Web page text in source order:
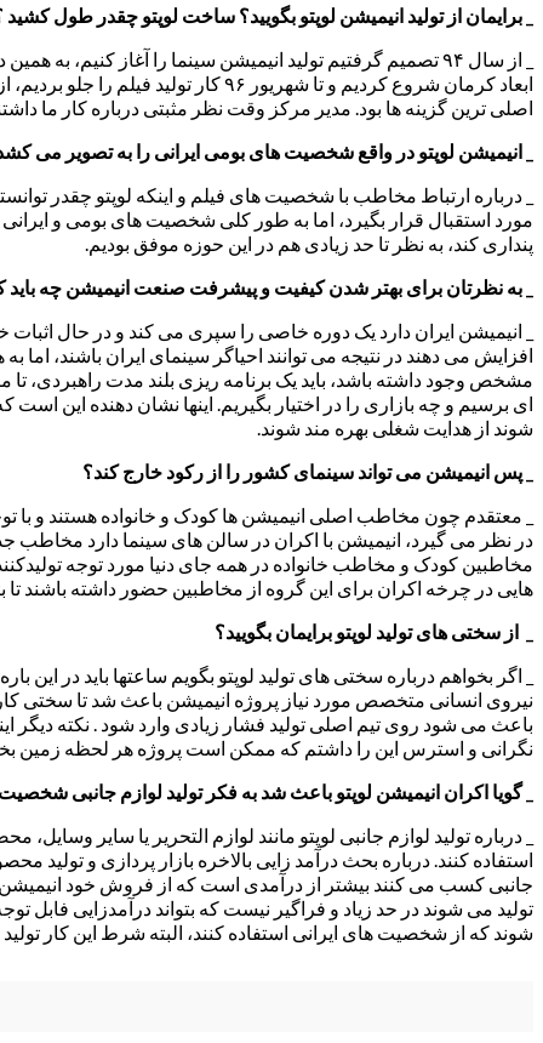
_ برایمان از تولید انیمیشن لوپتو بگویید؟ ساخت لوپتو چقدر طول کشید
ابعاد کرمان شروع کردیم و تا
اصلی ترین گزینه ها بود. مدیر مرکز وقت نظر مثبتی درباره کار ما
_ انیمیشن لوپتو در واقع شخصیت های بومی ایرانی را به تصویر می
_ درباره ارتباط مخاطب با شخصیت های فیلم و اینکه لوپتو چقدر
مورد استقبال قرار بگیرد، اما به طور کلی شخصیت های بومی و
پنداری کند، به نظر تا حد زیادی هم در این حوزه موفق بودیم.
_ به نظرتان برای بهتر شدن کیفیت و پیشرفت صنعت انیمیشن چه باید
_ انیمیشن ایران دارد یک دوره خاصی را سپری می کند و در حال
افزایش می دهند در نتیجه می توانند احیاگر سینمای ایران باشند،
ای برسیم و چه بازاری را در اختیار بگیریم. اینها نشان دهنده این
شوند از هدایت شغلی بهره مند شوند.
_ پس انیمیشن می تواند سینمای کشور را از رکود خارج کند؟
_ معتقدم چون مخاطب اصلی انیمیشن ها کودک و خانواده هستند و
در نظر می گیرد، انیمیشن با اکران در سالن های سینما دارد مخاطب
مخاطبین کودک و مخاطب خانواده در همه جای دنیا مورد توجه
هایی در چرخه اکران برای این گروه از مخاطبین حضور داشته باشند تا
_ از سختی های تولید لوپتو برایمان بگویید؟
_ اگر بخواهم درباره سختی های تولید لوپتو بگویم ساعتها باید در
نیروی انسانی متخصص مورد نیاز پروژه انیمیشن باعث شد تا سختی
باعث می شود روی تیم اصلی تولید فشار زیادی وارد شود . نکته دیگر
نگرانی و استرس این را داشتم که ممکن است پروژه هر لحظه زمین
_ گویا اکران انیمیشن لوپتو باعث شد به فکر تولید لوازم جانبی شخصیت
_ درباره تولید لوازم جانبی لوپتو مانند لوازم التحریر یا سایر
استفاده کنند. درباره بحث درآمد زایی بالاخره بازار پردازی و
جانبی کسب می کنند بیشتر از درآمدی است که از فروش خود انیمیشن
تولید می شوند در حد زیاد و فراگیر نیست که بتواند درآمدزایی فابل
شوند که از شخصیت های ایرانی استفاده کنند، البته شرط این کار